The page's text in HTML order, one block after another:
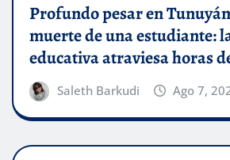
Profundo pesar en
muerte de una estudiante:
educativa atraviesa horas
Saleth Barkudi Ago 7,